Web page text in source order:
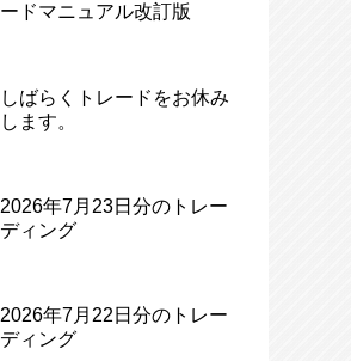
ードマニュアル改訂版
しばらくトレードをお休み
します。
2026年7月23日分のトレー
ディング
2026年7月22日分のトレー
ディング